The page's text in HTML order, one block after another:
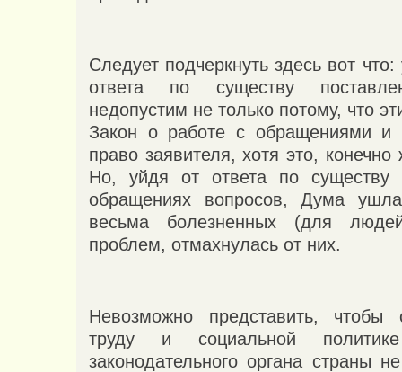
Следует подчеркнуть здесь вот
ответа по существу
недопустим не только потому, что
Закон о работе с обращениями и
право заявителя, хотя это,
Но, уйдя от ответа по существу
обращениях вопросов, Дума
весьма болезненных (для
проблем, отмахнулась от них.
Невозможно представить, чтобы
труду и социальной
законодательного органа страны